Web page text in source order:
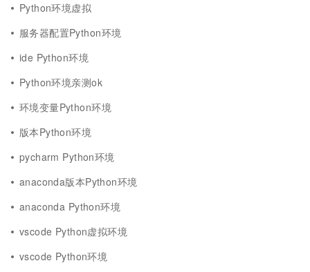
Python环境虚拟
服务器配置Python环境
ide Python环境
Python环境亲测ok
环境变量Python环境
版本Python环境
pycharm Python环境
anaconda版本Python环境
anaconda Python环境
vscode Python虚拟环境
vscode Python环境